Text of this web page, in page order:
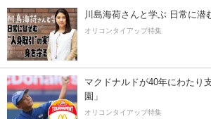
川島海荷さんと学ぶ 日常に潜
オリコンタイアップ特集
マクドナルドが40年にわたり
園」
オリコンタイアップ特集